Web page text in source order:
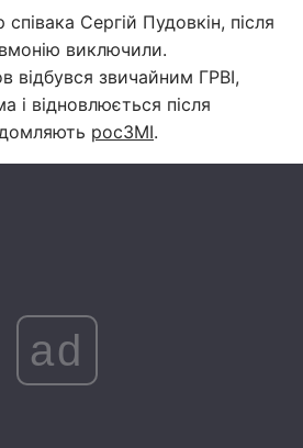
Сергій Пудовкін, після
виключили.
відбувся звичайним ГРВІ,
і відновлюється після
росЗМІ.
ad